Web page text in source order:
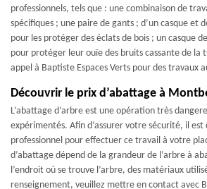
professionnels, tels que : une combinaison de
spécifiques ; une paire de gants ; d’un casque et
pour les protéger des éclats de bois ; un casque
pour protéger leur ouïe des bruits cassante de la
appel à Baptiste Espaces Verts pour des travaux
Découvrir le prix d’abattage à
L’abattage d’arbre est une opération très
expérimentés. Afin d’assurer votre sécurité, il est
professionnel pour effectuer ce travail à votre
d’abattage dépend de la grandeur de l’arbre à
l’endroit où se trouve l’arbre, des matériaux
renseignement, veuillez mettre en contact avec